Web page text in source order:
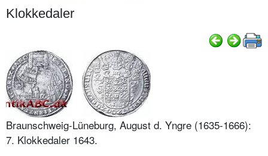
Klokkedaler
Braunschweig-Lüneburg, August d. Yngre (1635-1666):
7. Klokkedaler 1643.